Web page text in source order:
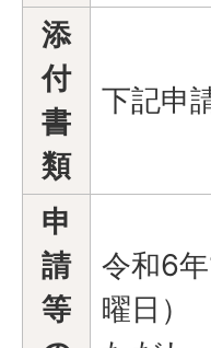
添
付
書
類
下記申
申
請
等
令和6
曜日）